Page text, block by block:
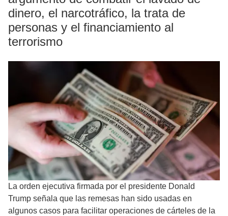
dinero, el narcotráfico, la trata de
personas y el financiamiento al
terrorismo
La orden ejecutiva firmada por el presidente Donald
Trump señala que las remesas han sido usadas en
algunos casos para facilitar operaciones de cárteles de la